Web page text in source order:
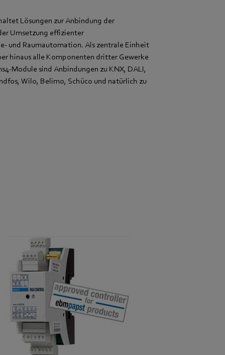
Lösungen zur Anbindung der
Umsetzung effizienter
und Raumautomation. Als zentrale Einheit
hinaus alle Komponenten dritter Gewerke
Module sind Anbindungen zu KNX, DALI,
Wilo, Belimo, Schüco und natürlich zu